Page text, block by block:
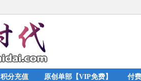
积分充值 原创单部【VIP免费】 付